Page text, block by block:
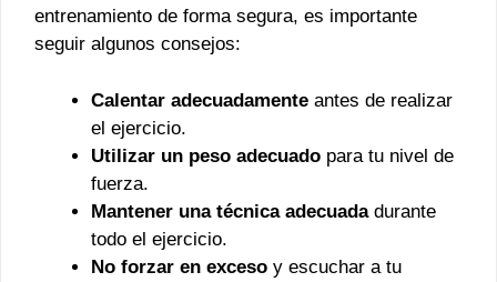
entrenamiento de forma segura, es importante
seguir algunos consejos:
Calentar adecuadamente antes de realizar
el ejercicio.
Utilizar un peso adecuado para tu nivel de
fuerza.
Mantener una técnica adecuadadurante
todo el ejercicio.
No forzar en exceso y escuchar a tu